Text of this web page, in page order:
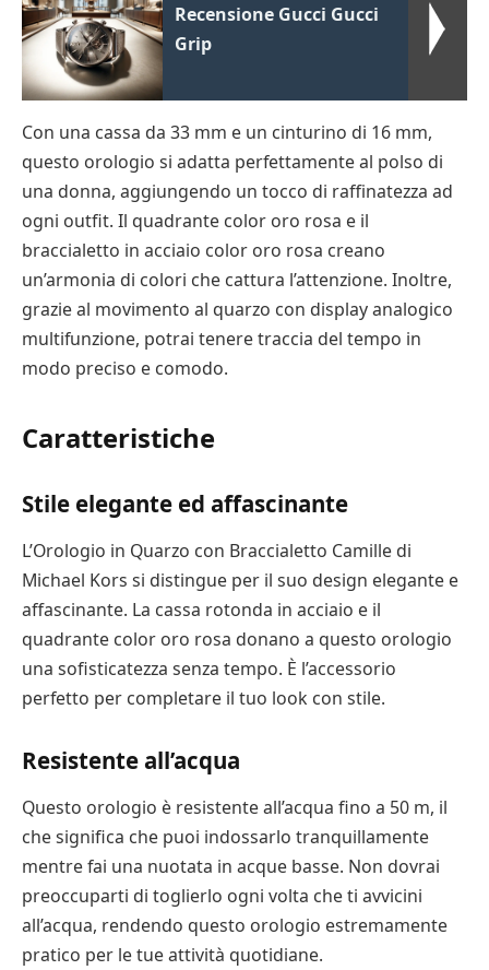
Recensione Gucci Gucci
Grip
Con una cassa da 33 mm e un cinturino di 16 mm,
questo orologio si adatta perfettamente al polso di
una donna, aggiungendo un tocco di raffinatezza ad
ogni outfit. Il quadrante color oro rosa e il
braccialetto in acciaio color oro rosa creano
un’armonia di colori che cattura l’attenzione. Inoltre,
grazie al movimento al quarzo con display analogico
multifunzione, potrai tenere traccia del tempo in
modo preciso e comodo.
Caratteristiche
Stile elegante ed affascinante
L’Orologio in Quarzo con Braccialetto Camille di
Michael Kors si distingue per il suo design elegante e
affascinante. La cassa rotonda in acciaio e il
quadrante color oro rosa donano a questo orologio
una sofisticatezza senza tempo. È l’accessorio
perfetto per completare il tuo look con stile.
Resistente all’acqua
Questo orologio è resistente all’acqua fino a 50 m, il
che significa che puoi indossarlo tranquillamente
mentre fai una nuotata in acque basse. Non dovrai
preoccuparti di toglierlo ogni volta che ti avvicini
all’acqua, rendendo questo orologio estremamente
pratico per le tue attività quotidiane.